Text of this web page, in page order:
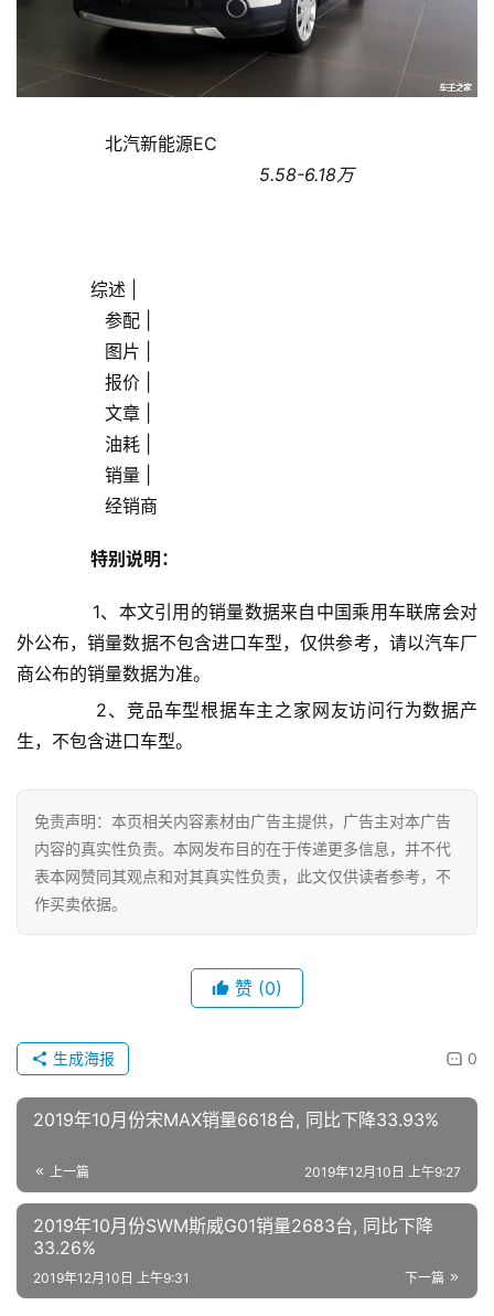
健
资
讯
关
于
我
们
                北汽新能源EC
                                            5.58-6.18万
综述 |
                参配 |
                图片 |
                报价 |
                文章 |
                油耗 |
                销量 |
                经销商
特别说明：
1、本文引用的销量数据来自中国乘用车联席会对
外公布，销量数据不包含进口车型，仅供参考，请以汽车厂
商公布的销量数据为准。
2、竞品车型根据车主之家网友访问行为数据产
生，不包含进口车型。
免责声明：本页相关内容素材由广告主提供，广告主对本广告
内容的真实性负责。本网发布目的在于传递更多信息，并不代
表本网赞同其观点和对其真实性负责，此文仅供读者参考，不
作买卖依据。
赞 (0)
0
生成海报
2019年10月份宋MAX销量6618台, 同比下降33.93%
上一篇 2019年12月10日 上午9:27
2019年10月份SWM斯威G01销量2683台, 同比下降
33.26%
下一篇
2019年12月10日 上午9:31